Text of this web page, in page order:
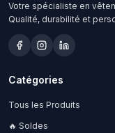
Votre spécialiste en
Qualité, durabilité et
Catégories
Tous les Produits
🔥 Soldes